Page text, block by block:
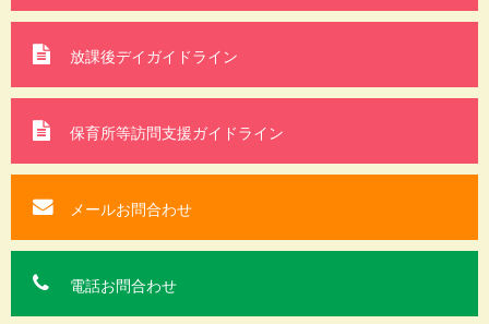
放課後デイガイドライン
保育所等訪問支援ガイドライン
メールお問合わせ
電話お問合わせ